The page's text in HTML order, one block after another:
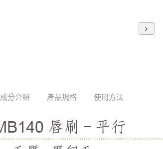
成分介紹 產品規格 使用方法